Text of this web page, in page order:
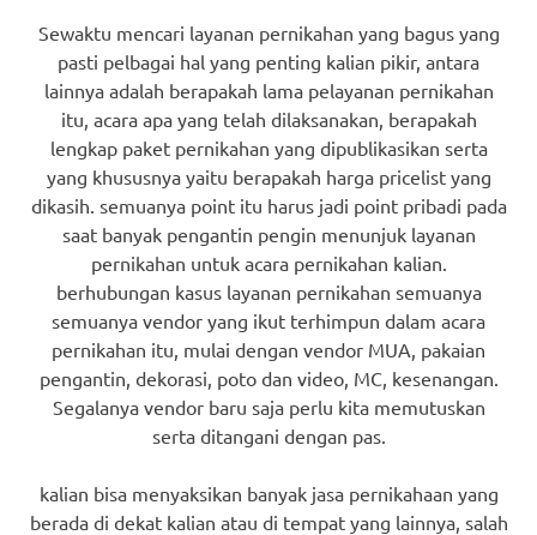
Sewaktu mencari layanan pernikahan yang bagus yang
pasti pelbagai hal yang penting kalian pikir, antara
lainnya adalah berapakah lama pelayanan pernikahan
itu, acara apa yang telah dilaksanakan, berapakah
lengkap paket pernikahan yang dipublikasikan serta
yang khususnya yaitu berapakah harga pricelist yang
dikasih. semuanya point itu harus jadi point pribadi pada
saat banyak pengantin pengin menunjuk layanan
pernikahan untuk acara pernikahan kalian.
berhubungan kasus layanan pernikahan semuanya
semuanya vendor yang ikut terhimpun dalam acara
pernikahan itu, mulai dengan vendor MUA, pakaian
pengantin, dekorasi, poto dan video, MC, kesenangan.
Segalanya vendor baru saja perlu kita memutuskan
serta ditangani dengan pas.
kalian bisa menyaksikan banyak jasa pernikahaan yang
berada di dekat kalian atau di tempat yang lainnya, salah